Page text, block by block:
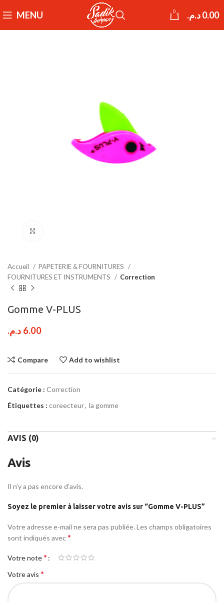
MENU 0 0.00د.م.
Accueil
PAPETERIE & FOURNITURES
FOURNITURES ET INSTRUMENTS
Correction
Gomme V-PLUS
6.00 د.م.
Compare Add to wishlist
Catégorie : Correction
Étiquettes : coreecteur, la gomme
AVIS (0)
Avis
Il n’y a pas encore d’avis.
Soyez le premier à laisser votre avis sur “Gomme V-PLUS”
Votre adresse e-mail ne sera pas publiée. Les champs obligatoires
sont indiqués avec*
Votre note*
Votre avis *